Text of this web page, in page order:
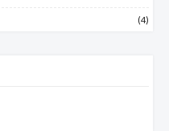
(4)